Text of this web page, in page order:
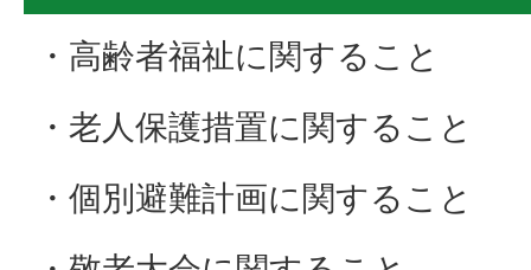
・高齢者福祉に関すること
・老人保護措置に関すること
・個別避難計画に関すること